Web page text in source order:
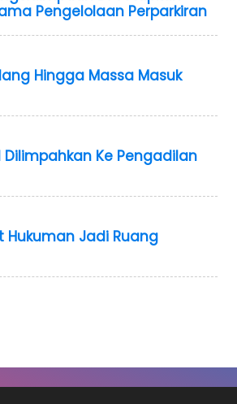
Pengelolaan Perparkiran
Hingga Massa Masuk
Dilimpahkan Ke Pengadilan
Hukuman Jadi Ruang